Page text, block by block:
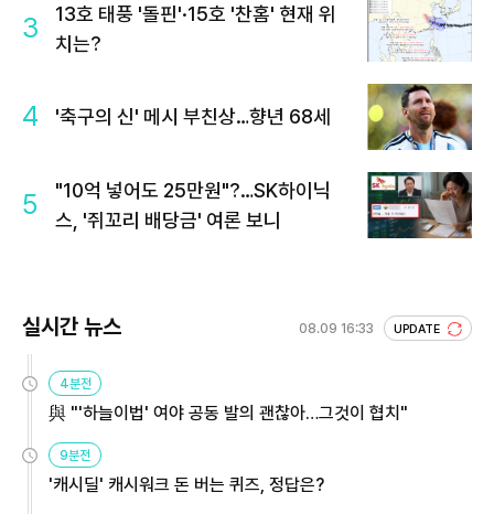
3
13호 태풍 '돌핀'·15호 '찬홈' 현재 위
치는?
4 '축구의 신' 메시 부친상…향년 68세
5
"10억 넣어도 25만원"?…SK하이닉
스, '쥐꼬리 배당금' 여론 보니
실시간 뉴스 08.09 16:33 UPDATE
4분전
與 "'하늘이법' 여야 공동 발의 괜찮아…그것이 협치"
9분전
'캐시딜' 캐시워크 돈 버는 퀴즈, 정답은?